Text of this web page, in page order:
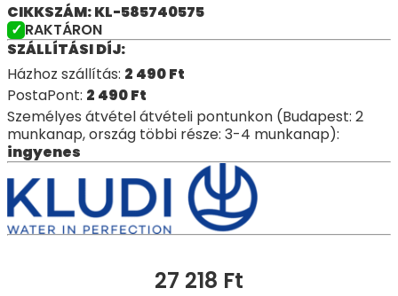
CIKKSZÁM: KL-585740575
RAKTÁRON
SZÁLLÍTÁSI DÍJ:
Házhoz szállítás: 2 490Ft
PostaPont: 2 490Ft
Személyes átvétel átvételi pontunkon (Budapest: 2
munkanap, ország többi része: 3-4 munkanap):
ingyenes
27 218 Ft